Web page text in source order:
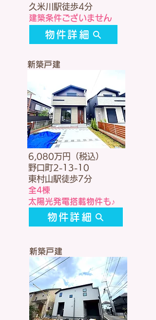
新築戸建
6,080万円（税込）
野口町2-13-10
東村山駅徒歩7分
全4棟
太陽光発電搭載物件も♪
物件詳細
新築戸建
久米川駅徒歩4分
建築条件ございません
​市役所通り沿い
物件詳細